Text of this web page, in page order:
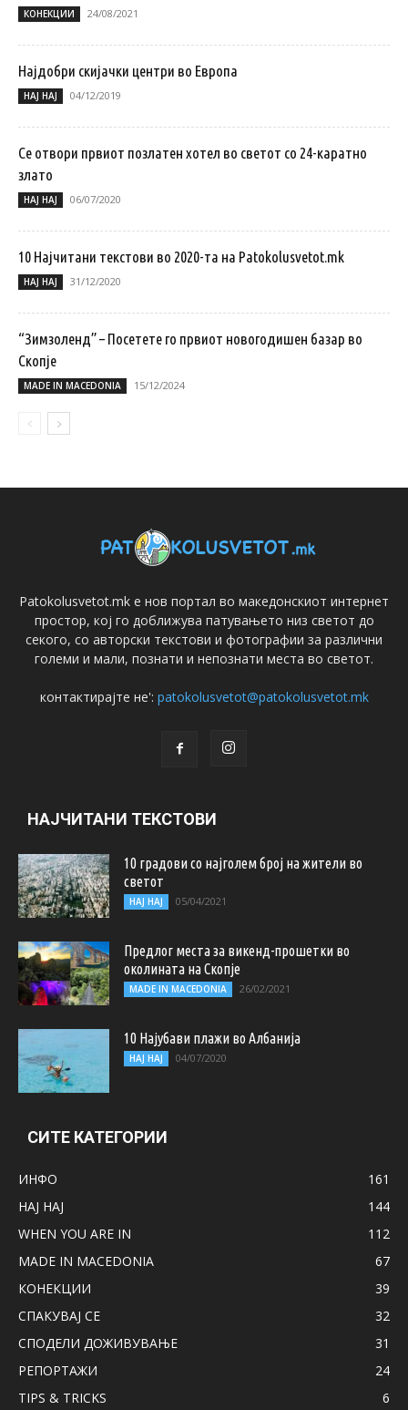
КОНЕКЦИИ 24/08/2021
Најдобри скијачки центри во Европа
НАЈ НАЈ 04/12/2019
Се отвори првиот позлатен хотел во светот со 24-каратно
злато
НАЈ НАЈ 06/07/2020
10 Најчитани текстови во 2020-та на Patokolusvetot.mk
НАЈ НАЈ 31/12/2020
“Зимзоленд” – Посетете го првиот новогодишен базар во
Скопје
MADE IN MACEDONIA 15/12/2024
Patokolusvetot.mk е нов портал во македонскиот интернет
простор, кој го доближува патувањето низ светот до
секого, со авторски текстови и фотографии за различни
големи и мали, познати и непознати места во светот.
контактирајте не': patokolusvetot@patokolusvetot.mk
НАЈЧИТАНИ ТЕКСТОВИ
10 градови со најголем број на жители во
светот
НАЈ НАЈ 05/04/2021
Предлог места за викенд-прошетки во
околината на Скопје
MADE IN MACEDONIA 26/02/2021
10 Најубави плажи во Албанија
НАЈ НАЈ 04/07/2020
СИТЕ КАТЕГОРИИ
ИНФО
161
НАЈ НАЈ
144
WHEN YOU ARE IN
112
MADE IN MACEDONIA
67
КОНЕКЦИИ
39
СПАКУВАЈ СЕ
32
СПОДЕЛИ ДОЖИВУВАЊЕ
31
РЕПОРТАЖИ
24
TIPS & TRICKS
6